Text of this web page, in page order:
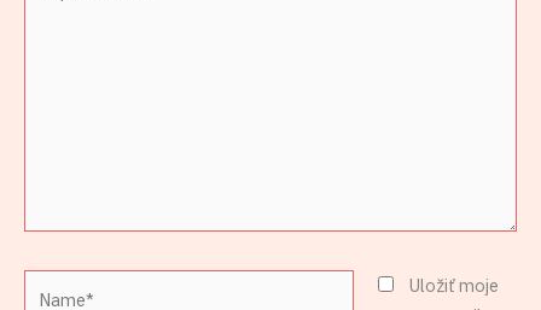
sem...
Uložiť moje